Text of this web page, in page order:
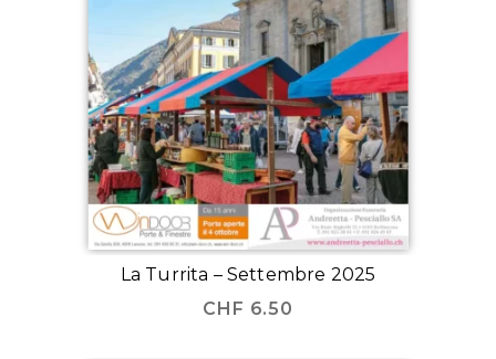
La Turrita – Settembre 2025
CHF 6.50